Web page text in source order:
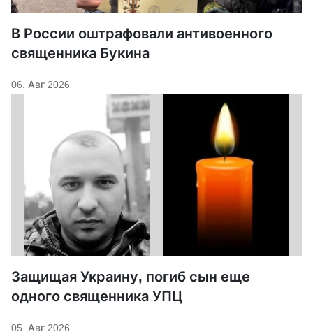
В России оштрафовали антивоенного
священника Букина
06. Авг 2026
Защищая Украину, погиб сын еще
одного священника УПЦ
05. Авг 2026